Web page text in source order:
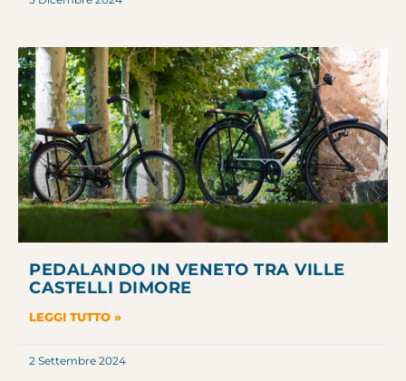
PEDALANDO IN VENETO TRA VILLE
CASTELLI DIMORE
LEGGI TUTTO »
2 Settembre 2024